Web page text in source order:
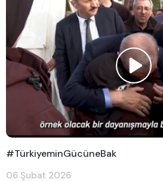
#TürkiyeminGücüneBak
06 Şubat 2026